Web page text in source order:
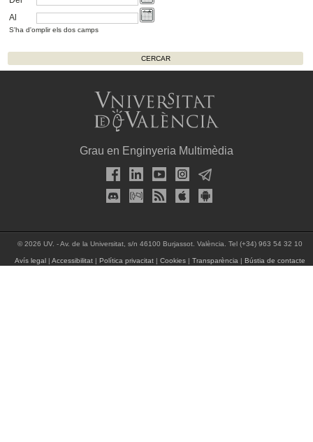
Al
S'ha d'omplir els dos camps
Grau en Enginyeria Multimèdia
© 2026 UV. - Av. de la Universitat, s/n 46100 Burjassot. València. Tel (+34) 963 54 32 10
Avís legal| Accessibilitat| Política privacitat| Cookies| Transparència | Bústia de contacte